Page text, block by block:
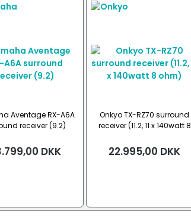
Aventage RX-A6A
receiver (9.2)
DKK
Onkyo TX-RZ70 surround
receiver (11.2, 11 x 140watt 8
22.995,00 DKK